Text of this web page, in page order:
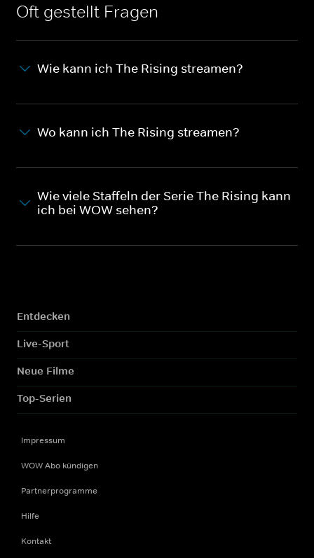
Oft gestellt Fragen
Wie kann ich The Rising streamen?
Wo kann ich The Rising streamen?
Wie viele Staffeln der Serie The Rising kann
ich bei WOW sehen?
Entdecken
Live-Sport
Neue Filme
Top-Serien
Impressum
WOW Abo kündigen
Partnerprogramme
Hilfe
Kontakt